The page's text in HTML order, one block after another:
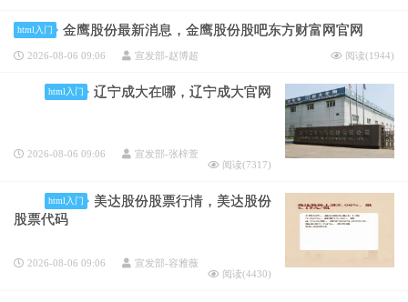
html入门 金鹰股份最新消息，金鹰股份股吧东方财富网官网
2026-08-06 09:06 宣发部-赵博超 阅读(1944)
html入门 辽宁成大在哪，辽宁成大官网
2026-08-06 09:06
宣发部-张梓萱
阅读(7317)
html入门
美达股份股票行情，美达股份
股票代码
2026-08-06 09:06
宣发部-容雅薇
阅读(4430)